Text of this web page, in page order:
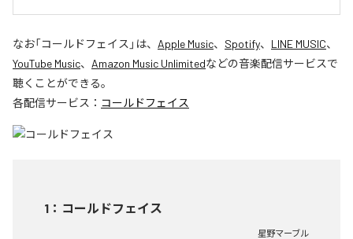
なお「コールドフェイス 」は、 Apple Music、 Spotify、 LINE MUSIC、
YouTube Music、 Amazon Music Unlimitedなどの音楽配信サービスで
聴くことができる。
各配信サービス： コールドフェイス
1 ： コールドフェイス
星野マーブル